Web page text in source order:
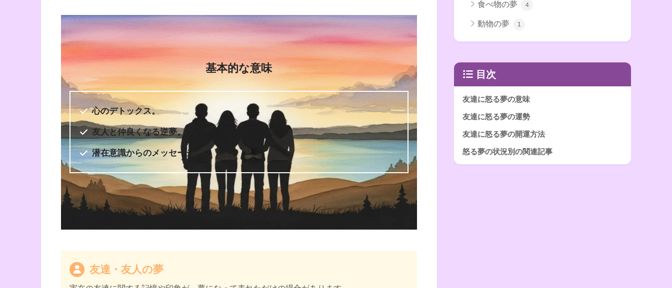
基本的な意味
心のデトックス。
友人と仲良くなる逆夢。
潜在意識からのメッセージ。
友達・友人の夢
食べ物の夢 4
動物の夢 1
目次
友達に怒る夢の意味
友達に怒る夢の運勢
友達に怒る夢の開運方法
怒る夢の状況別の関連記事